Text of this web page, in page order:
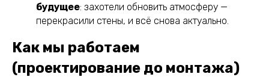
будущее: захотели обновить атмосферу —
перекрасили стены, и всё снова актуально.
Как мы работаем
(проектирование до монтажа)